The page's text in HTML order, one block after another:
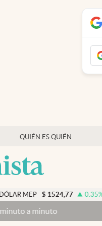
QUIÉN ES QUIÉN
1524,77 0.35%